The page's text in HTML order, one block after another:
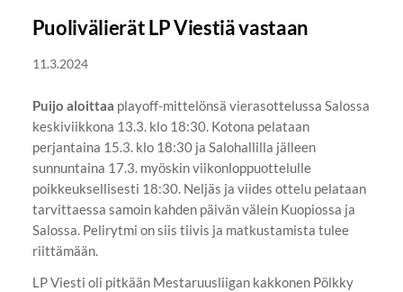
Puolivälierät LP Viestiä vastaan
11.3.2024
Puijo aloittaa playoff-mittelönsä vierasottelussa Salossa
keskiviikkona 13.3. klo 18:30. Kotona pelataan
perjantaina 15.3. klo 18:30 ja Salohallilla jälleen
sunnuntaina 17.3. myöskin viikonloppuottelulle
poikkeuksellisesti 18:30. Neljäs ja viides ottelu pelataan
tarvittaessa samoin kahden päivän välein Kuopiossa ja
Salossa. Pelirytmi on siis tiivis ja matkustamista tulee
riittämään.
LP Viesti oli pitkään Mestaruusliigan kakkonen Pölkky